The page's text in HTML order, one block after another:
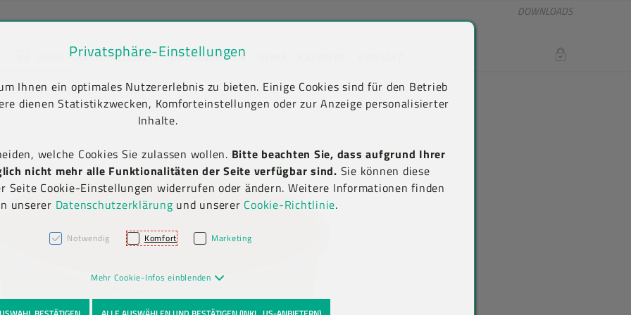
springen [AK + 2]
[AK + 5]
DOWNLOADS
NACHHALTIGKEIT UNTERNEHMEN LOGIN
Privatsphäre-Einstellungen
Ihnen ein optimales Nutzererlebnis zu bieten. Einige Cookies sind für den Betrieb
dienen Statistikzwecken, Komforteinstellungen oder zur Anzeige personalisierter
Inhalte.
welche Cookies Sie zulassen wollen. Bitte beachten Sie, dass aufgrund Ihrer
nicht mehr alle Funktionalitäten der Seite verfügbar sind. Sie können diese
Seite Cookie-Einstellungen widerrufen oder ändern. Weitere Informationen finden
unserer Datenschutzerklärung und unserer Cookie-Richtlinie.
Notwendig Komfort Marketing
Mehr Cookie-Infos einblenden